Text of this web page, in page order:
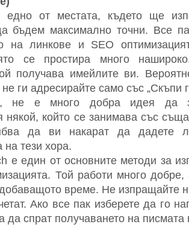
от местата, където ще
бъдем максимално точни. Все
на линкове и SEO
се простира много
получава имейлите ви.
ги адресирайте само със „Скъпи
не е много добра идея да
някой, който се занимава със
да ви накарат да дадете
тези хора.
е един от основните методи за
Той работи много
време. Не изпращайте
Ако все пак изберете да го
да спрат получаването на писмата